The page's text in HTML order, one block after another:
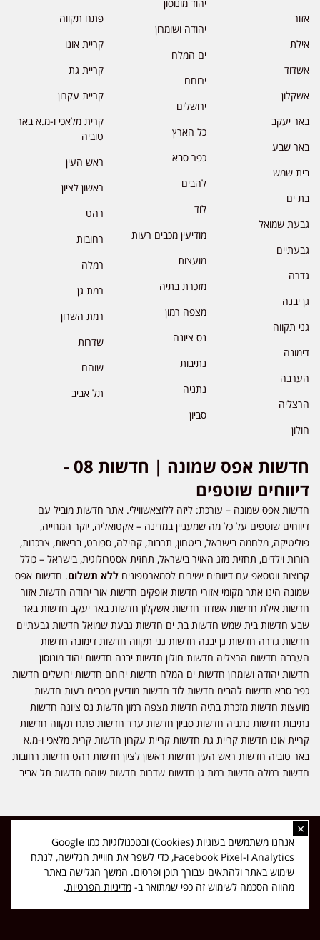
אזור
אילת
אשדוד
אשקלון
באר יעקב
באר שבע
בית שמש
בת ים
גבעת שמואל
גבעתיים
גדרה
גן יבנה
גני תקווה
דימונה
הערבה
הרצליה
חולון
יהוד מונוסון
יהודה ושומרון
ים המלח
ירוחם
ירושלים
כל הארץ
כפר סבא
להבים
לוד
מודיעין מכבים רעות
מועצות
מזכרת בתיה
מצפה רמון
נס ציונה
נתיבות
נתניה
סביון
פתח תקווה
קריית אונו
קריית גת
קריית עקרון
קרית מלאכי ו-מ.א באר
טוביה
ראש העין
ראשון לציון
רהט
רחובות
רמלה
רמת גן
רמת השרון
שדרות
שוהם
תל אביב
חדשות אפס שמונה | חדשות 08 -
דיווחים שוטפים
חדשות אפס שמונה – עורכת: ליזה ללוצאשווילי. אתר חדשות מוביל עם
דיווחים שוטפים על כל מה שמעניין במדינה – אקטואליה, יוקר המחייה,
פוליטיקה, מלחמה בישראל, ביטחון, תרבות, קהילה, ספורט, בריאות, צרכנות,
הורות וילדים, תחזית מזג האויר בישראל, תחזית אסטרולוגית, בישראל – כולל
קבוצות ווטסאפ עם דיווחים ישירים לסמארטפונים ללא תשלום. חדשות אפס
שמונה הינו אתר מקומי אזורי חדשות אופקים חדשות אור יהודה חדשות אזור
חדשות אילת חדשות אשדוד חדשות אשקלון חדשות באר יעקב חדשות באר
שבע חדשות בית שמש חדשות בת ים חדשות גבעת שמואל חדשות גבעתיים
חדשות גדרה חדשות גן יבנה חדשות גני תקווה חדשות דימונה חדשות
הערבה חדשות הרצליה חדשות חולון חדשות יבנה חדשות יהוד מונוסון
חדשות יהודה ושומרון חדשות ים המלח חדשות ירוחם חדשות ירושלים חדשות
כפר סבא חדשות להבים חדשות לוד חדשות מודיעין מכבים רעות חדשות
מועצות חדשות מזכרת בתיה חדשות מצפה רמון חדשות נס ציונה חדשות
נתיבות חדשות נתניה חדשות סביון חדשות ערד חדשות פתח תקווה חדשות
קריית אונו חדשות קריית גת חדשות קריית עקרון חדשות קרית מלאכי ו-מ.א
באר טוביה חדשות ראש העין חדשות ראשון לציון חדשות רהט חדשות רחובות
חדשות רמלה חדשות רמת גן חדשות שדרות חדשות שוהם חדשות תל אביב
כל הזכויות שמורות ל-ליזה ללוצאשווילי - חדשות אפס שמונה - דיווחים בזמן
אמת, נוסד בשנת 2019 | טל' לפרסומים 054-9759222 מייל מערכת
news08.net@gmail.com
Made with ❤ byDIGITA
×
אנחנו משתמשים בעוגיות (Cookies) ובטכנולוגיות כמו Google
Analytics ו-Facebook Pixel, כדי לשפר את חוויית הגלישה, לנתח
שימוש באתר ולהתאים עבורך תוכן ופרסום. המשך הגלישה באתר
מהווה הסכמה לשימוש זה כפי שמתואר ב- מדיניות הפרטיות.